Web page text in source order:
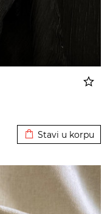
Stavi u korpu